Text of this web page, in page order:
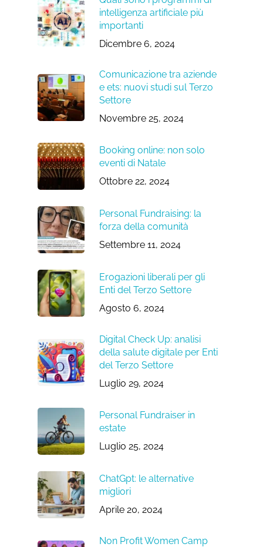
intelligenza artificiale più
importanti
Dicembre 6, 2024
Comunicazione tra aziende
e ets: nuovi studi sul Terzo
Settore
Novembre 25, 2024
Booking online: non solo
eventi di Natale
Ottobre 22, 2024
Personal Fundraising: la
forza della comunità
Settembre 11, 2024
Erogazioni liberali per gli
Enti del Terzo Settore
Agosto 6, 2024
Digital Check Up: analisi
della salute digitale per Enti
del Terzo Settore
Luglio 29, 2024
Personal Fundraiser in
estate
Luglio 25, 2024
ChatGpt: le alternative
migliori
Aprile 20, 2024
Non Profit Women Camp